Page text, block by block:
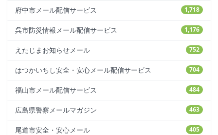
1,718
府中市メール配信サービス
1,176
呉市防災情報メール配信サービス
752
えたじまお知らせメール
704
はつかいちし安全・安心メール配信サービス
484
福山市メール配信サービス
463
広島県警察メールマガジン
405
尾道市安全・安心メール